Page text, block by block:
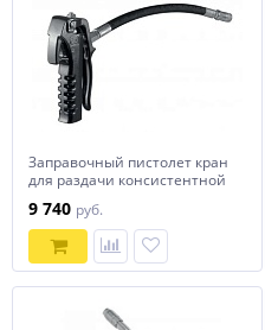
Заправочный пистолет кран
для раздачи консистентной
шлангом
9 740 руб.